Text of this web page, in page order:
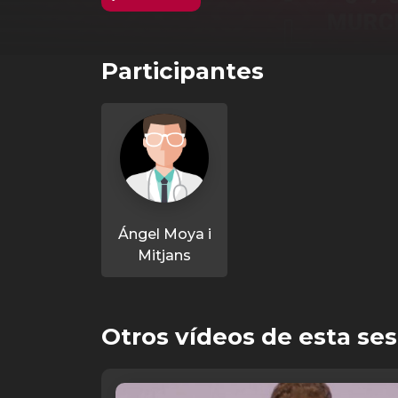
Participantes
Ángel Moya i
Mitjans
Otros vídeos de esta